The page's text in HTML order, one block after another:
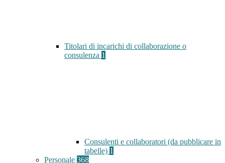
Titolari di incarichi di collaborazione o
consulenza 1
Consulenti e collaboratori (da pubblicare in
tabelle) 1
Personale 368